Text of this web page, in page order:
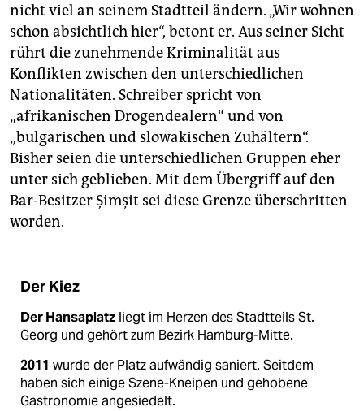
nicht viel an seinem Stadtteil ändern. „Wir wohnen
schon absichtlich hier“, betont er. Aus seiner Sicht
rührt die zunehmende Kriminalität aus
Konflikten zwischen den unterschiedlichen
Nationalitäten. Schreiber spricht von
„afrikanischen Drogendealern“ und von
„bulgarischen und slowakischen Zuhältern“.
Bisher seien die unterschiedlichen Gruppen eher
unter sich geblieben. Mit dem Übergriff auf den
Bar-Besitzer Şimşit sei diese Grenze überschritten
worden.
Der Kiez
Der Hansaplatz liegt im Herzen des Stadtteils St.
Georg und gehört zum Bezirk Hamburg-Mitte.
2011 wurde der Platz aufwändig saniert. Seitdem
haben sich einige Szene-Kneipen und gehobene
Gastronomie angesiedelt.